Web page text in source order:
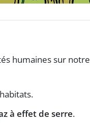
humaines sur notre
à effet de serre.